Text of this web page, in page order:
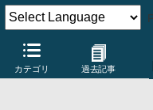
カテゴリ 過去記事